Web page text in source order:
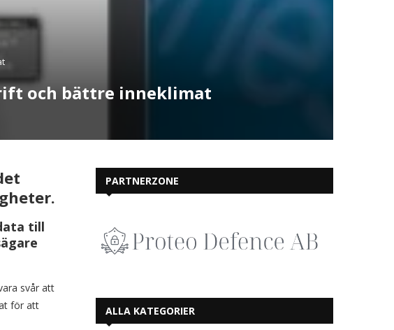
och bättre inneklimat
till
svår att
för att
PARTNERZONE
ALLA KATEGORIER